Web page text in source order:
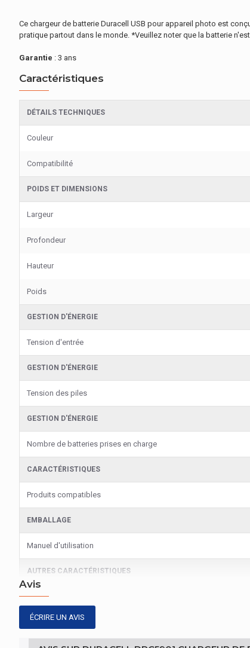
Ce chargeur de batterie Duracell USB pour appareil photo est
pratique partout dans le monde. *Veuillez noter que la batterie
Garantie : 3 ans
Caractéristiques
DÉTAILS TECHNIQUES
Couleur
Compatibilité
POIDS ET DIMENSIONS
Largeur
Profondeur
Hauteur
Poids
GESTION D'ÉNERGIE
Tension d'entrée
GESTION D'ÉNERGIE
Tension des piles
GESTION D'ÉNERGIE
Nombre de batteries prises en charge
CARACTÉRISTIQUES
Produits compatibles
EMBALLAGE
Manuel d'utilisation
AUTRES CARACTÉRISTIQUES
Nom du produit
EMBALLAGE
Avis
ÉCRIRE UN AVIS